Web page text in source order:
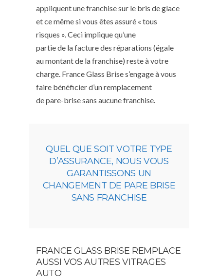
appliquent une franchise sur le bris de glace
et ce même si vous êtes assuré « tous
risques ». Ceci implique qu’une
partie de la facture des réparations (égale
au montant de la franchise) reste à votre
charge. France Glass Brise s’engage à vous
faire bénéficier d’un remplacement
de pare-brise sans aucune franchise.
QUEL QUE SOIT VOTRE TYPE
D’ASSURANCE, NOUS VOUS
GARANTISSONS UN
CHANGEMENT DE PARE BRISE
SANS FRANCHISE
FRANCE GLASS BRISE REMPLACE
AUSSI VOS AUTRES VITRAGES
AUTO